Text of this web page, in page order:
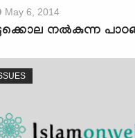
May 6, 2014
നല്‍കുന്ന